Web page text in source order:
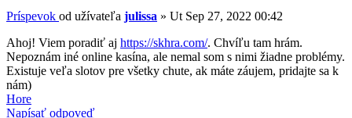
Príspevok od užívateľa julissa » Ut Sep 27, 2022 00:42
Ahoj! Viem poradiť aj https://skhra.com/. Chvíľu tam hrám.
Nepoznám iné online kasína, ale nemal som s nimi žiadne problémy.
Existuje veľa slotov pre všetky chute, ak máte záujem, pridajte sa k
nám)
Hore
Napísať odpoveď